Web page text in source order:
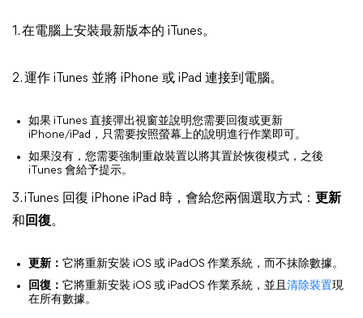
1. 在電腦上安裝最新版本的 iTunes。
2. 運作 iTunes 並將 iPhone 或 iPad 連接到電腦。
如果 iTunes 直接彈出視窗並說明您需要回復或更新
iPhone/iPad，只需要按照螢幕上的說明進行作業即可。
如果沒有，您需要強制重啟裝置以將其置於恢復模式，之後
iTunes 會給予提示。
3. iTunes 回復 iPhone iPad 時，會給您兩個選取方式： 更新
和 回復。
更新： 它將重新安裝 iOS 或 iPadOS 作業系統，而不抹除數據。
回復： 它將重新安裝 iOS 或 iPadOS 作業系統，並且清除裝置現
在所有數據。